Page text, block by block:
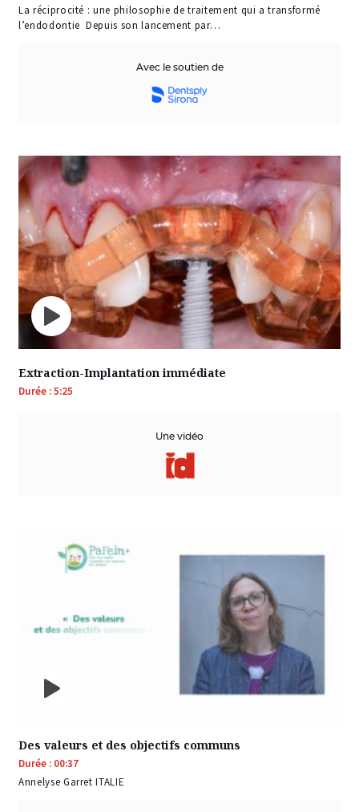
La réciprocité : une philosophie de traitement qui a transformé
l’endodontie Depuis son lancement par…
Avec le soutien de
Extraction-Implantation immédiate
Durée : 5:25
Une vidéo
Des valeurs et des objectifs communs
Durée : 00:37
Annelyse Garret ITALIE